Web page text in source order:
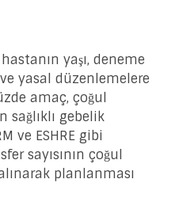
yaşı, deneme
yasal düzenlemelere
amaç, çoğul
sağlıklı gebelik
ve ESHRE gibi
sayısının çoğul
planlanması